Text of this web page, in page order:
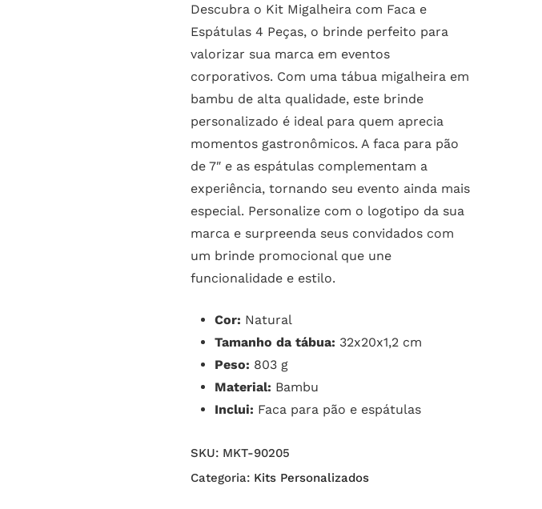
Descubra o Kit Migalheira com Faca e
Espátulas 4 Peças, o brinde perfeito para
valorizar sua marca em eventos
corporativos. Com uma tábua migalheira em
bambu de alta qualidade, este brinde
personalizado é ideal para quem aprecia
momentos gastronômicos. A faca para pão
de 7″ e as espátulas complementam a
experiência, tornando seu evento ainda mais
especial. Personalize com o logotipo da sua
marca e surpreenda seus convidados com
um brinde promocional que une
funcionalidade e estilo.
Cor: Natural
Tamanho da tábua: 32x20x1,2 cm
Peso: 803 g
Material: Bambu
Inclui: Faca para pão e espátulas
SKU: MKT-90205
Categoria: Kits Personalizados